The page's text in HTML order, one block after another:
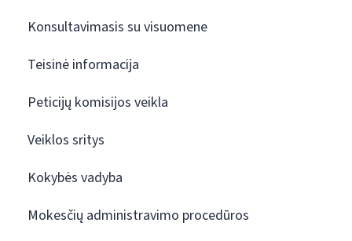
Konsultavimasis su visuomene
Teisinė informacija
Peticijų komisijos veikla
Veiklos sritys
Kokybės vadyba
Mokesčių administravimo procedūros